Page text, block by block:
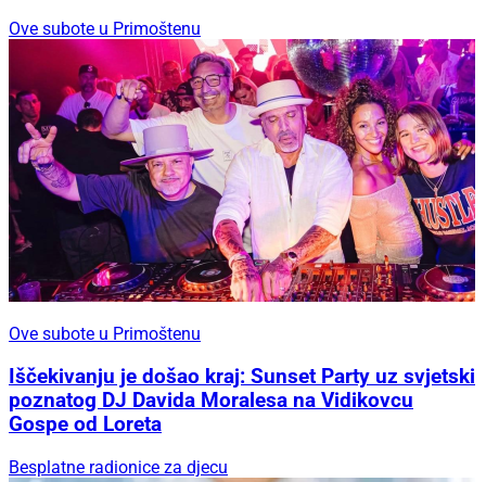
Ove subote u Primoštenu
Ove subote u Primoštenu
Iščekivanju je došao kraj: Sunset Party uz svjetski
poznatog DJ Davida Moralesa na Vidikovcu
Gospe od Loreta
Besplatne radionice za djecu